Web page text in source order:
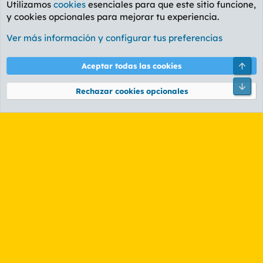
Foro General
Cookies
PL OLDSTYLE AMARILLO
Términos y reglas Política de privacidad Ayuda
Community platform by XenForo® © 2010-2026 XenForo Ltd.
Utilizamos cookies esenciales para que este sitio funcione,
y cookies opcionales para mejorar tu experiencia.
Ver más información y configurar tus preferencias
Aceptar todas las cookies
Rechazar cookies opcionales
Pie